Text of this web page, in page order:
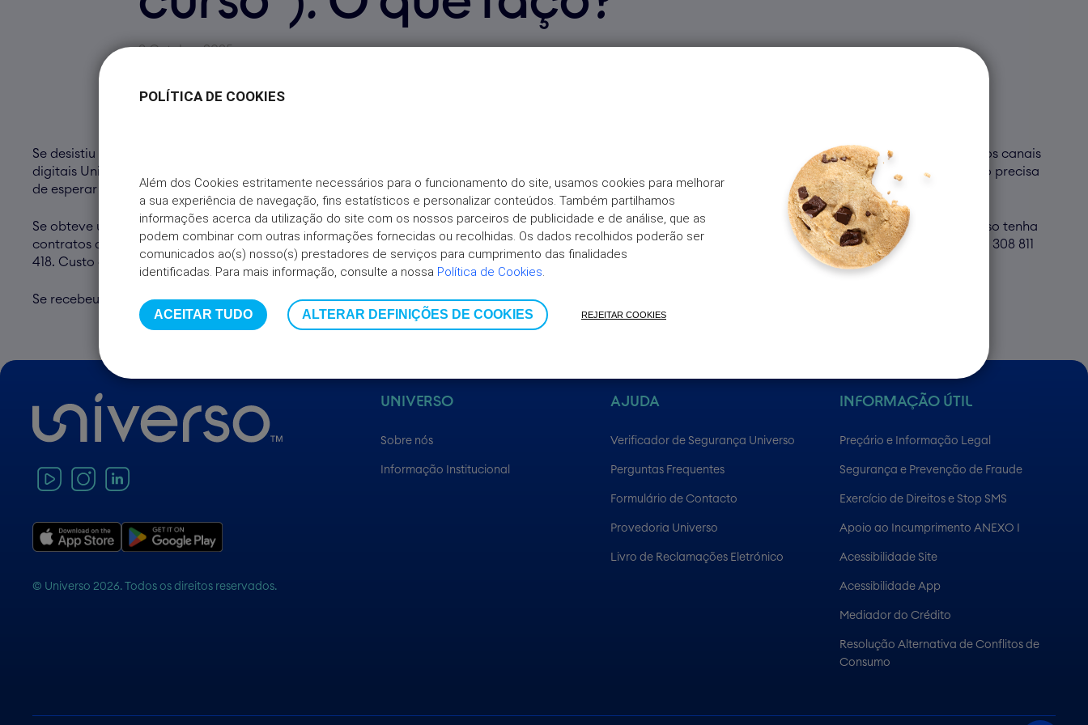
POLÍTICA DE COOKIES
Além dos Cookies estritamente necessários para o funcionamento do site, usamos cookies para melhorar
a sua experiência de navegação, fins estatísticos e personalizar conteúdos. Também partilhamos
informações acerca da utilização do site com os nossos parceiros de publicidade e de análise, que as
podem combinar com outras informações fornecidas ou recolhidas. Os dados recolhidos poderão ser
comunicados ao(s) nosso(s) prestadores de serviços para cumprimento das finalidades
identificadas. Para mais informação, consulte a nossa Política de Cookies.
ACEITAR TUDO ALTERAR DEFINIÇÕES DE COOKIES REJEITAR COOKIES
9 Outubro 2025
Se desistiu de um pedido de Crédito Pessoal recentemente (i.e. anulou o pedido), terá de esperar 30 dias para submeter um novo pedido de Crédito Pessoal nos canais
digitais Universo. Se optar por submeter um novo pedido de crédito através da Linha Universo 308 811 418, poderá submeter um novo pedido no imediato (não precisa
de esperar 30 dias). Custo de chamada para rede fixa nacional.
Se obteve uma recusa recente ao seu pedido de Crédito Pessoal, terá de esperar 3 a 6 meses para submeter um novo pedido nos canais digitais Universo. Caso tenha
contratos de crédito em curso noutras instituições, poderá optar por pedir um Crédito Consolidado nos canais digitais Universo ou através da Linha Universo 308 811
418. Custo de chamada para rede fixa nacional.
Se recebeu uma recusa recente ao seu pedido de Crédito Consolidado, terá de esperar 6 meses para submeter um novo pedido de Crédito.
© Universo 2026. Todos os direitos reservados.
UNIVERSO
Sobre nós
Informação Institucional
AJUDA
Verificador de Segurança Universo
Perguntas Frequentes
Formulário de Contacto
Provedoria Universo
Livro de Reclamações Eletrónico
INFORMAÇÃO ÚTIL
Preçário e Informação Legal
Segurança e Prevenção de Fraude
Exercício de Direitos e Stop SMS
Apoio ao Incumprimento ANEXO I
Acessibilidade Site
Acessibilidade App
Mediador do Crédito
Resolução Alternativa de Conflitos de
Consumo